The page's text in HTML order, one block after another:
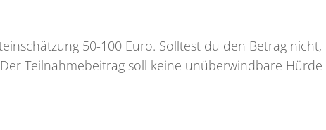
50-100 Euro. Solltest du den Betrag
Teilnahmebeitrag soll keine unüberwindbare